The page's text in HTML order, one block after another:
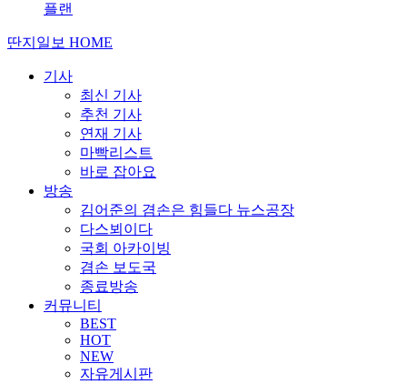
플랜
딴지일보 HOME
기사
최신 기사
추천 기사
연재 기사
마빡리스트
바로 잡아요
방송
김어준의 겸손은 힘들다 뉴스공장
다스뵈이다
국회 아카이빙
겸손 보도국
종료방송
커뮤니티
BEST
HOT
NEW
자유게시판